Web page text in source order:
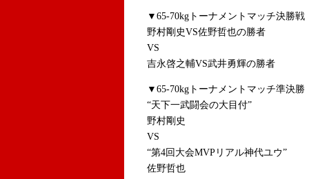
▼65-70kgトーナメントマッチ決勝
野村剛史VS佐野哲也の勝者
VS
吉永啓之輔VS武井勇輝の勝者
▼65-70kgトーナメントマッチ準決
“天下一武闘会の大目付”
野村剛史
VS
“第4回大会MVPリアル神代ユウ”
佐野哲也